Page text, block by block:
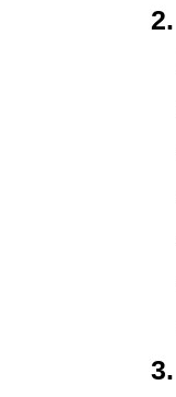
2.
3.